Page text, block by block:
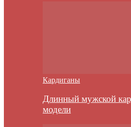
Кардиганы
Длинный мужской
модели